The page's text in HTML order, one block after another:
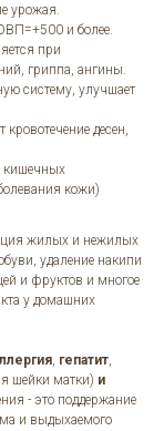
урожая.
и более.
при
гриппа, ангины.
систему, улучшает
десен,
кишечных
кожи)
жилых и нежилых
удаление накипи
и фруктов и многое
у домашних
, гепатит,
шейки матки) и
- это поддержание
и выдыхаемого